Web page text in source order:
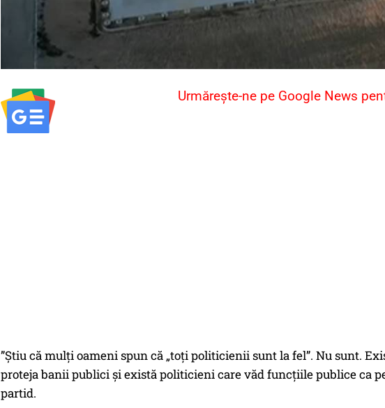
Urmărește-ne pe Google News
”Știu că mulți oameni spun că „toți politicienii sunt la fel”. Nu sunt.
proteja banii publici și există politicieni care văd funcțiile publice ca
partid.